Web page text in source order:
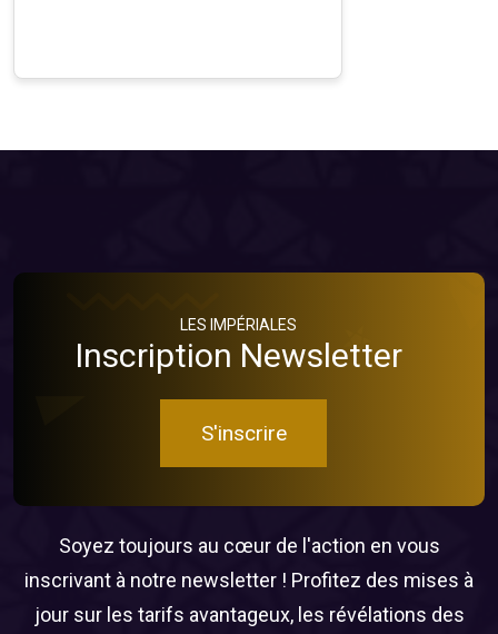
LES IMPÉRIALES
Inscription Newsletter
S'inscrire
Soyez toujours au cœur de l'action en vous
inscrivant à notre newsletter ! Profitez des mises à
jour sur les tarifs avantageux, les révélations des